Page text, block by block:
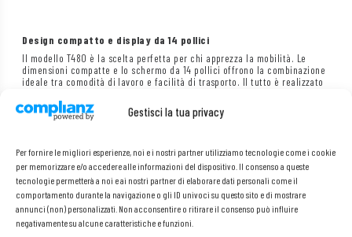
Gestisci la tua privacy
Per fornire le migliori esperienze, noi e i nostri partner utilizziamo tecnologie come i cookie
per memorizzare e/o accedere alle informazioni del dispositivo. Il consenso a queste
tecnologie permetterà a noi e ai nostri partner di elaborare dati personali come il
comportamento durante la navigazione o gli ID univoci su questo sito e di mostrare
annunci (non) personalizzati. Non acconsentire o ritirare il consenso può influire
negativamente su alcune caratteristiche e funzioni.
Design compatto e display da 14 pollici
Il modello T480 è la scelta perfetta per chi apprezza la mobilità. Le
dimensioni compatte e lo schermo da 14 pollici offrono la combinazione
ideale tra comodità di lavoro e facilità di trasporto. Il tutto è realizzato
elegante.
Ampia possibilità di regolazione – coperchio apribile fino a 180
permette di regolare in modo flessibile l’angolo di inclinazione dello
schermo. Ciò è particolarmente utile nel lavoro di squadra, durante le
presentazioni o in viaggio.
Tastiera ergonomica e controllo preciso
La comoda tastiera a isola con tasti chiari e piacevoli è il segno
distintivo della serie ThinkPad. In combinazione con il touchpad